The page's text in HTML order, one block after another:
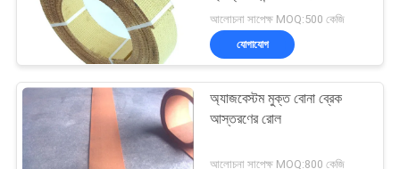
POLICY
বোনা ব্রেক আস্তরণের
উপাদান
32
আলোচনা সাপেক্ষ MOQ:500 কেজি
যোগাযোগ
অ্যাজবেস্টম মুক্ত বোনা ব্রেক
আস্তরণের রোল
আলোচনা সাপেক্ষ MOQ:800 কেজি